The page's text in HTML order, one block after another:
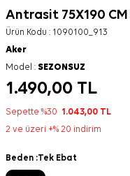
Antrasit 75X190
Ürün Kodu : 1090100_913
Aker
Model : SEZONSUZ
1.490,00 TL
Sepette %30 1.043,00 TL
2 ve üzeri +% 20 indirim
Beden :Tek Ebat